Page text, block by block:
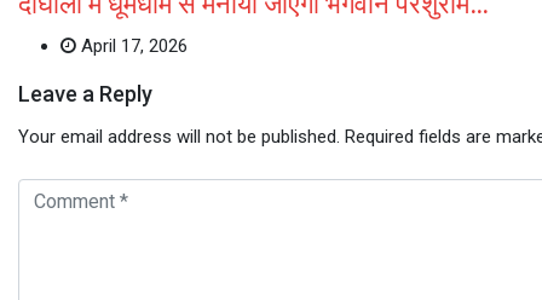
April 17, 2026
Leave a Reply
Your email address will not be published. Required fields are